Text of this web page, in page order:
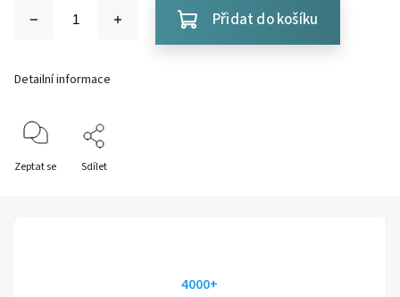
Přidat do košíku
Detailní informace
Zeptat se Sdílet
4000+